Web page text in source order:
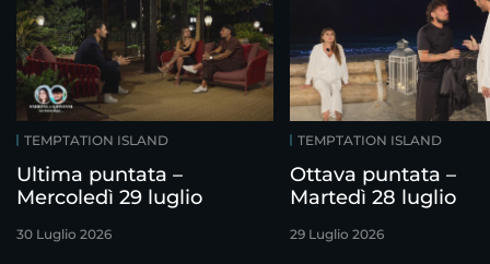
TEMPTATION ISLAND
Ultima puntata –
Mercoledì 29 luglio
30 Luglio 2026
TEMPTATION ISLAND
Ottava puntata –
Martedì 28 luglio
29 Luglio 2026